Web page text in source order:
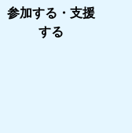
参加する・支援
する